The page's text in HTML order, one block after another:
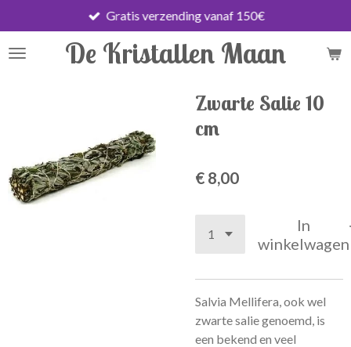
direct
naar
De Kristallen Maan
Gratis verzending vanaf 150€
Zwarte Salie 10
cm
€ 8,00
In
winkelwagen
Salvia Mellifera, ook wel
zwarte salie genoemd, is
een bekend en veel